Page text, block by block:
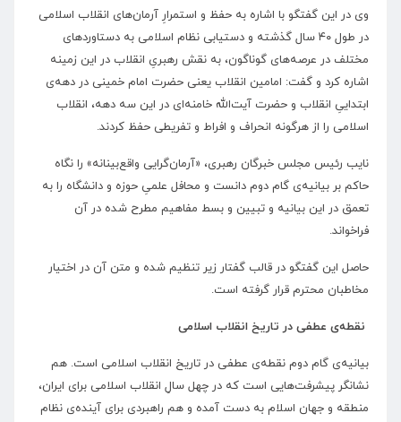
وی در این گفتگو با اشاره به حفظ و استمرارِ آرمان‌های انقلاب اسلامی
در طول ۴۰ سال گذشته و دستیابی نظام اسلامی به دستاوردهای
مختلف در عرصه‌های گوناگون، به نقش رهبریِ انقلاب در این زمینه
اشاره کرد و گفت: امامین انقلاب یعنی حضرت امام خمینی در دهه‌ی
ابتداییِ انقلاب و حضرت آیت‌الله خامنه‌ای در این سه دهه، انقلاب
اسلامی را از هرگونه انحراف و افراط و تفریطی حفظ کردند.
نایب رئیس مجلس خبرگان رهبری، «آرمان‌گرایی واقع‌بینانه» را نگاه
حاکم بر بیانیه‌ی گام دوم دانست و محافل علمیِ حوزه و دانشگاه را به
تعمق در این بیانیه و تبیین و بسط مفاهیم مطرح شده در آن
فراخواند.
حاصل این گفتگو در قالب گفتار زیر تنظیم شده و متن آن در اختیار
مخاطبان محترم قرار گرفته است.
نقطه‌ی عطفی در تاریخ انقلاب اسلامی
بیانیه‌ی گام دوم نقطه‌ی عطفی در تاریخ انقلاب اسلامی است. هم
نشانگر پیشرفت‌هایی است که در چهل سالِ انقلاب اسلامی برای ایران،
منطقه و جهان اسلام به دست آمده و هم راهبردی برای آینده‌ی نظام